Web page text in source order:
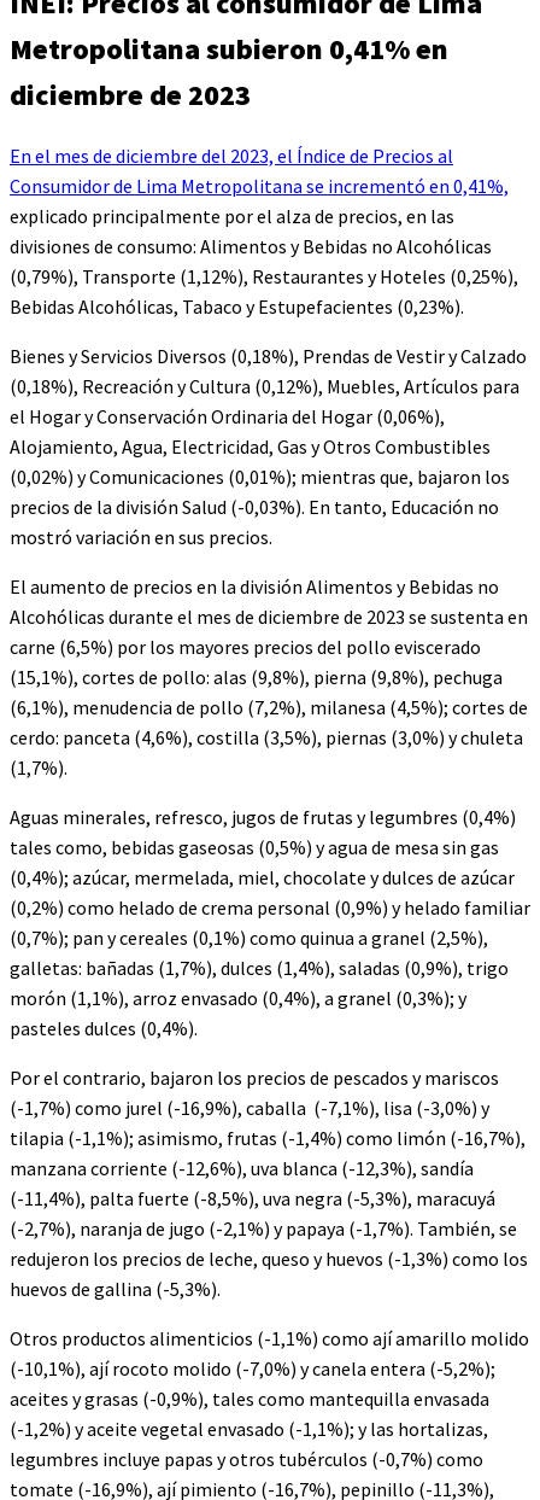
Metropolitana subieron 0,41% en
diciembre de 2023
En el mes de diciembre del 2023, el Índice de Precios al
Consumidor de Lima Metropolitana se incrementó en 0,41%,
explicado principalmente por el alza de precios, en las
divisiones de consumo: Alimentos y Bebidas no Alcohólicas
(0,79%), Transporte (1,12%), Restaurantes y Hoteles (0,25%),
Bebidas Alcohólicas, Tabaco y Estupefacientes (0,23%).
Bienes y Servicios Diversos (0,18%), Prendas de Vestir y Calzado
(0,18%), Recreación y Cultura (0,12%), Muebles, Artículos para
el Hogar y Conservación Ordinaria del Hogar (0,06%),
Alojamiento, Agua, Electricidad, Gas y Otros Combustibles
(0,02%) y Comunicaciones (0,01%); mientras que, bajaron los
precios de la división Salud (-0,03%). En tanto, Educación no
mostró variación en sus precios.
El aumento de precios en la división Alimentos y Bebidas no
Alcohólicas durante el mes de diciembre de 2023 se sustenta en
carne (6,5%) por los mayores precios del pollo eviscerado
(15,1%), cortes de pollo: alas (9,8%), pierna (9,8%), pechuga
(6,1%), menudencia de pollo (7,2%), milanesa (4,5%); cortes de
cerdo: panceta (4,6%), costilla (3,5%), piernas (3,0%) y chuleta
(1,7%).
Aguas minerales, refresco, jugos de frutas y legumbres (0,4%)
tales como, bebidas gaseosas (0,5%) y agua de mesa sin gas
(0,4%); azúcar, mermelada, miel, chocolate y dulces de azúcar
(0,2%) como helado de crema personal (0,9%) y helado familiar
(0,7%); pan y cereales (0,1%) como quinua a granel (2,5%),
galletas: bañadas (1,7%), dulces (1,4%), saladas (0,9%), trigo
morón (1,1%), arroz envasado (0,4%), a granel (0,3%); y
pasteles dulces (0,4%).
Por el contrario, bajaron los precios de pescados y mariscos
(-1,7%) como jurel (-16,9%), caballa (-7,1%), lisa (-3,0%) y
tilapia (-1,1%); asimismo, frutas (-1,4%) como limón (-16,7%),
manzana corriente (-12,6%), uva blanca (-12,3%), sandía
(-11,4%), palta fuerte (-8,5%), uva negra (-5,3%), maracuyá
(-2,7%), naranja de jugo (-2,1%) y papaya (-1,7%). También, se
redujeron los precios de leche, queso y huevos (-1,3%) como los
huevos de gallina (-5,3%).
Otros productos alimenticios (-1,1%) como ají amarillo molido
(-10,1%), ají rocoto molido (-7,0%) y canela entera (-5,2%);
aceites y grasas (-0,9%), tales como mantequilla envasada
(-1,2%) y aceite vegetal envasado (-1,1%); y las hortalizas,
legumbres incluye papas y otros tubérculos (-0,7%) como
tomate (-16,9%), ají pimiento (-16,7%), pepinillo (-11,3%),